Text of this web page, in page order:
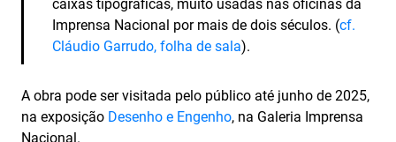
caixas tipográficas, muito usadas nas oficinas da
Imprensa Nacional por mais de dois séculos. (cf.
Cláudio Garrudo, folha de sala).
A obra pode ser visitada pelo público até junho de 2025,
na exposição Desenho e Engenho, na Galeria Imprensa
Nacional.